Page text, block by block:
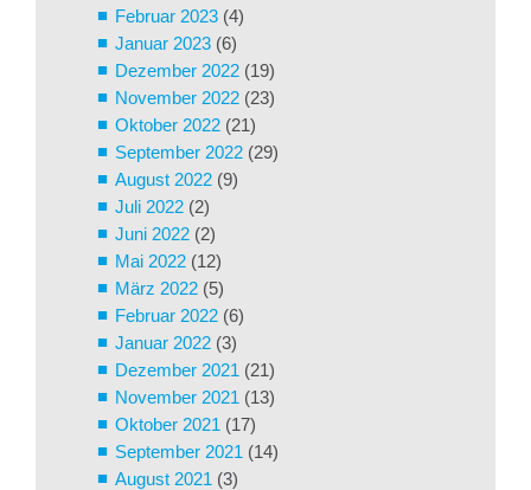
Februar 2023 (4)
Januar 2023 (6)
Dezember 2022 (19)
November 2022 (23)
Oktober 2022 (21)
September 2022 (29)
August 2022 (9)
Juli 2022 (2)
Juni 2022 (2)
Mai 2022 (12)
März 2022 (5)
Februar 2022 (6)
Januar 2022 (3)
Dezember 2021 (21)
November 2021 (13)
Oktober 2021 (17)
September 2021 (14)
August 2021 (3)